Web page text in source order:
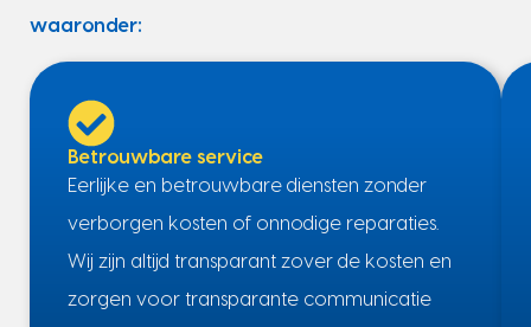
waaronder:
Betrouwbare service
Eerlijke en betrouwbare diensten zonder
verborgen kosten of onnodige reparaties.
Wij zijn altijd transparant zover de kosten en
zorgen voor transparante communicatie